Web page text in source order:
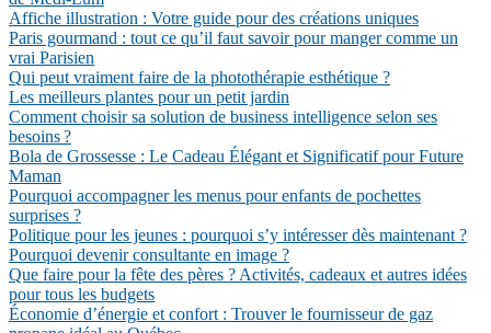
Affiche illustration : Votre guide pour des créations uniques
Paris gourmand : tout ce qu’il faut savoir pour manger comme un
vrai Parisien
Qui peut vraiment faire de la photothérapie esthétique ?
Les meilleurs plantes pour un petit jardin
Comment choisir sa solution de business intelligence selon ses
besoins ?
Bola de Grossesse : Le Cadeau Élégant et Significatif pour Future
Maman
Pourquoi accompagner les menus pour enfants de pochettes
surprises ?
Politique pour les jeunes : pourquoi s’y intéresser dès maintenant ?
Pourquoi devenir consultante en image ?
Que faire pour la fête des pères ? Activités, cadeaux et autres idées
pour tous les budgets
Économie d’énergie et confort : Trouver le fournisseur de gaz